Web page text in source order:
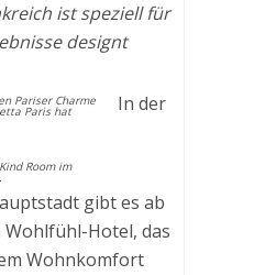
ist speziell für
designt
Room im
In der
gibt es ab
Hotel, das
Wohnkomfort